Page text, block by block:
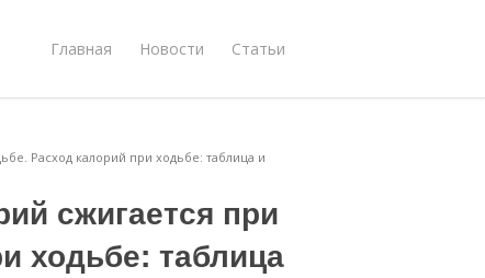
Главная Новости Статьи
Расход калорий при ходьбе: таблица и
сжигается при
ходьбе: таблица